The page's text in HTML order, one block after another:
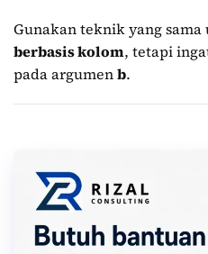
Gunakan teknik yang
berbasis kolom, tetapi
pada argumenb.